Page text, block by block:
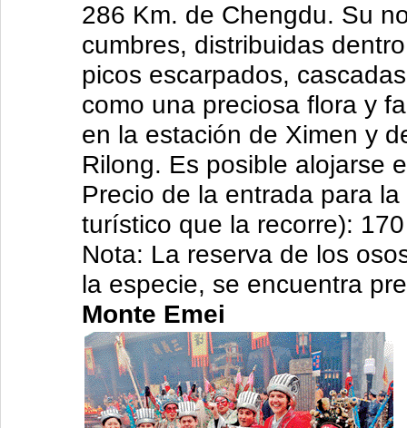
286 Km. de Chengdu. Su
cumbres, distribuidas
picos escarpados,
como una preciosa flora y
en la estación de Ximen y
Rilong. Es posible alojarse
Precio de la entrada para
turístico que la recorre):
Nota: La reserva de los
la especie, se encuentra
Monte Emei